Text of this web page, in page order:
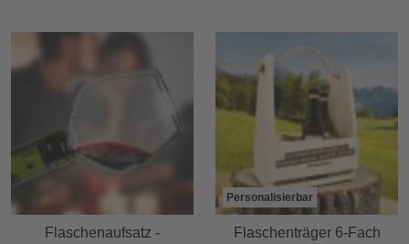
Flaschenaufsatz -
Personalisierbar
Flaschenträger 6-Fach